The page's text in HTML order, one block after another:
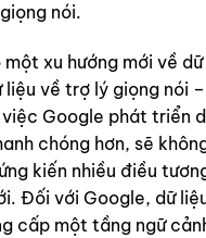
nói.
một xu hướng mới về
liệu về trợ lý giọng nói
Google phát triển
chóng hơn, sẽ
kiến nhiều điều
Đối với Google, dữ
cấp một tầng ngữ